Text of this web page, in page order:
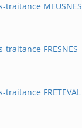
traitance MEUSNES
traitance FRESNES
FRETEVAL